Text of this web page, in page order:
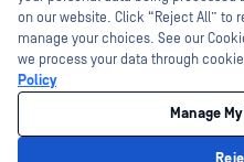
OPSWAT チャネル パートナー
©2026OPSWAT . All rights
MetaAccess、OPSWAT 、Trust no File.
World's Critical Infrastructure、Deep
DFI、RetroHunt、Deep File Inspection
です。第三者の商標は、それぞれの
プライバシーポリシー
on our website. Click “Reject All” to
manage your choices. See our
we process your data through
Policy
Manage